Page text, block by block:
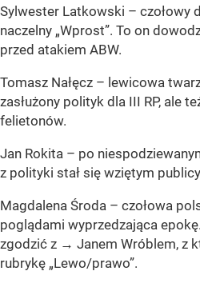
Sylwester Latkowski – czołowy
naczelny „Wprost”. To on
przed atakiem ABW.
Tomasz Nałęcz – lewicowa
zasłużony polityk dla III RP, ale
felietonów.
Jan Rokita – po
z polityki stał się wziętym
Magdalena Środa – czołowa
poglądami wyprzedzająca
zgodzić z → Janem Wróblem, z
rubrykę „Lewo/prawo”.